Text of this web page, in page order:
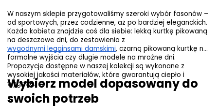
W naszym sklepie przygotowaliśmy szeroki wybór fasonów –
od sportowych, przez codzienne, aż po bardziej eleganckich.
Każda kobieta znajdzie coś dla siebie: lekką kurtkę pikowaną
wygodnymi legginsami damskimi, czarną pikowaną kurtkę na
formalne wyjścia czy długie modele na mroźne dni.
Propozycje dostępne w naszej kolekcji są wykonane z
wysokiej jakości materiałów, które gwarantują ciepło i
wygodę.
Wybierz model dopasowany do
swoich potrzeb